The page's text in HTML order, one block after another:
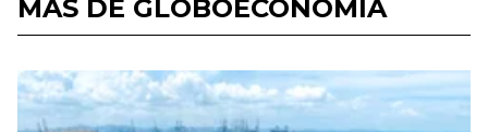
MÁS DE GLOBOECONOMÍA